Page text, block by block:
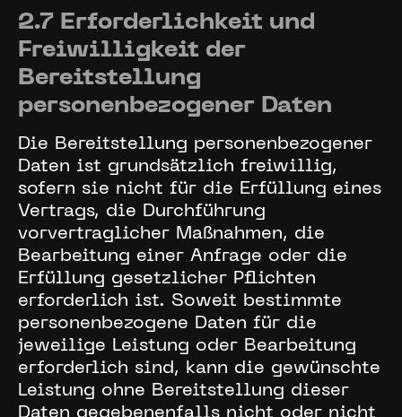
2.7 Erforderlichkeit und
Freiwilligkeit der
Bereitstellung
personenbezogener Daten
Die Bereitstellung personenbezogener
Daten ist grundsätzlich freiwillig,
sofern sie nicht für die Erfüllung eines
Vertrags, die Durchführung
vorvertraglicher Maßnahmen, die
Bearbeitung einer Anfrage oder die
Erfüllung gesetzlicher Pflichten
erforderlich ist. Soweit bestimmte
personenbezogene Daten für die
jeweilige Leistung oder Bearbeitung
erforderlich sind, kann die gewünschte
Leistung ohne Bereitstellung dieser
Daten gegebenenfalls nicht oder nicht